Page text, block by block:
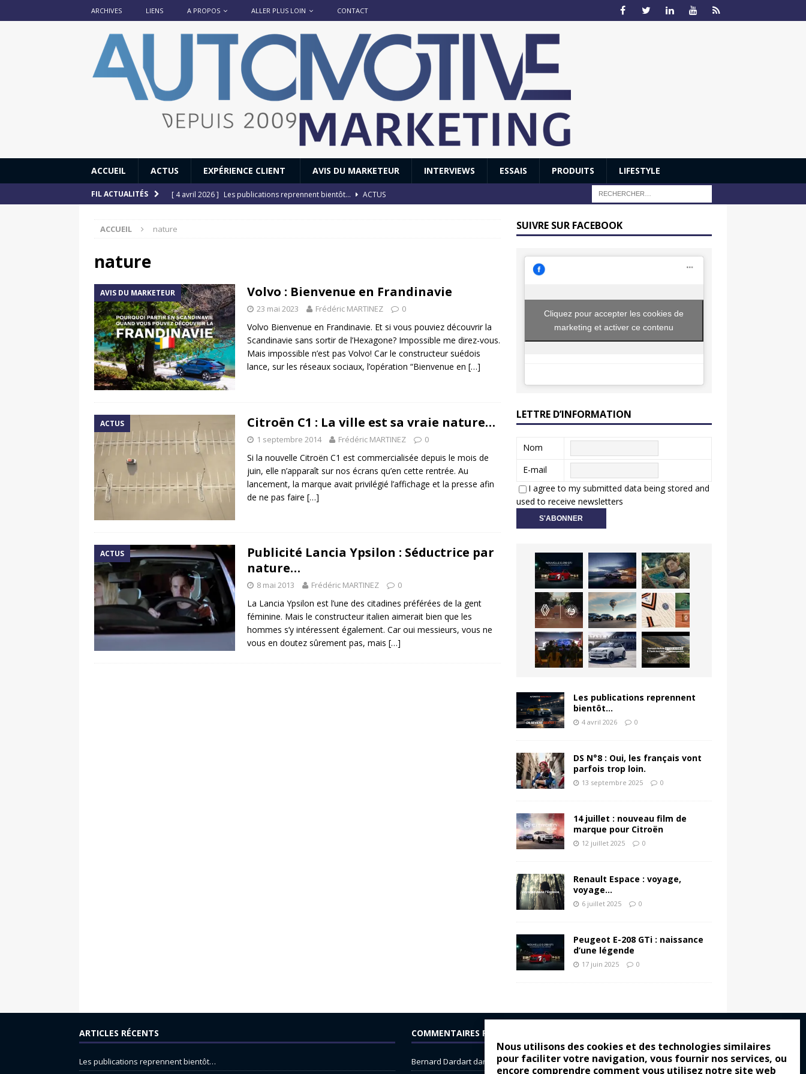
Nous utilisons des cookies et des technologies similaires
pour faciliter votre navigation, vous fournir nos services, ou
encore comprendre comment vous utilisez notre site web
ARCHIVES LIENS A PROPOS ALLER PLUS LOIN CONTACT
ACCUEIL ACTUS EXPÉRIENCE CLIENT AVIS DU MARKETEUR INTERVIEWS ESSAIS PRODUITS LIFESTYLE
FIL ACTUALITÉS [ 4 avril 2026 ] Les publications reprennent bientôt…
ACTUS
[ 12 juillet 2025 ]
[ 11 avril 2020 ] #StayHome : Honda dévoile un spot publicitaire… confiné! ACTUS
ACCUEIL nature
nature
AVIS DU MARKETEUR Volvo : Bienvenue en Frandinavie
23 mai 2023 Frédéric MARTINEZ 0
Volvo Bienvenue en Frandinavie. Et si vous pouviez découvrir la
Scandinavie sans sortir de l’Hexagone? Impossible me direz-vous.
Mais impossible n’est pas Volvo! Car le constructeur suédois
lance, sur les réseaux sociaux, l’opération “Bienvenue en […]
ACTUS Citroën C1 : La ville est sa vraie nature…
1 septembre 2014 Frédéric MARTINEZ 0
Si la nouvelle Citroën C1 est commercialisée depuis le mois de
juin, elle n’apparaît sur nos écrans qu’en cette rentrée. Au
lancement, la marque avait privilégié l’affichage et la presse afin
de ne pas faire […]
ACTUS
Publicité Lancia Ypsilon : Séductrice par
nature…
8 mai 2013 Frédéric MARTINEZ 0
La Lancia Ypsilon est l’une des citadines préférées de la gent
féminine. Mais le constructeur italien aimerait bien que les
hommes s’y intéressent également. Car oui messieurs, vous ne
vous en doutez sûrement pas, mais […]
SUIVRE SUR FACEBOOK
Cliquez pour accepter les cookies de
marketing et activer ce contenu
LETTRE D’INFORMATION
Nom
E-mail
I agree to my submitted data being stored and
used to receive newsletters
Les publications reprennent
bientôt…
4 avril 2026 0
DS N°8 : Oui, les français vont
parfois trop loin.
13 septembre 2025 0
14 juillet : nouveau film de
marque pour Citroën
12 juillet 2025 0
Renault Espace : voyage,
voyage…
6 juillet 2025 0
Peugeot E-208 GTi : naissance
d’une légende
17 juin 2025 0
ARTICLES RÉCENTS
Les publications reprennent bientôt…
COMMENTAIRES RÉCENTS
Bernard Dardartdans Dacia Sandero : pour les gens vrais